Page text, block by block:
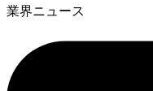
業界ニュース